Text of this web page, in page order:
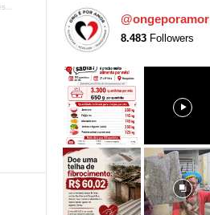
@ongeporamor
8.483Followers